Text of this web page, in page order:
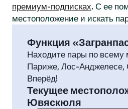
премиум-подписках. С ее
местоположение и искать
Функция
Находите пары по
Париже, Лос-Анджелесе,
Вперёд!
Текущее
Ювяскюля